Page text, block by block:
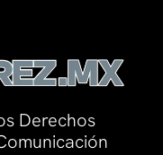
Derechos